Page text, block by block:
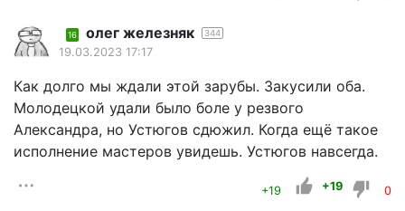
16 олег железняк 344
19.03.2023 17:17
Как долго мы ждали этой зарубы. Закусили оба.
Молодецкой удали было боле у резвого
Александра, но Устюгов сдюжил. Когда ещё такое
исполнение мастеров увидешь. Устюгов навсегда.
+19 +19 0